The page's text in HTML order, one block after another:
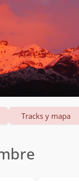
Tracks y mapa